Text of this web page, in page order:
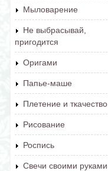
Мыловарение
Не выбрасывай,
пригодится
Оригами
Папье-маше
Плетение и ткачество
Рисование
Роспись
Свечи своими руками